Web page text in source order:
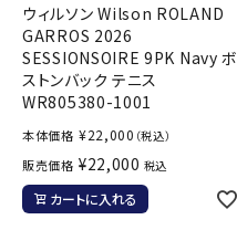
ウィルソン Wilson ROLAND
GARROS 2026
SESSIONSOIRE 9PK Navy ボ
ストンバック テニス
WR805380-1001
本体価格 ¥22,000 （税込）
販売価格 ¥22,000 税込
カートに入れる